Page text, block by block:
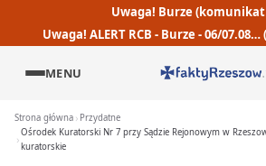
Uwaga! Burze (komunikat
Uwaga! ALERT RCB - Burze - 06/
MENU
Strona główna
Przydatne
Ośrodek Kuratorski Nr 7 przy Sądzie Rejonowym w
kuratorskie